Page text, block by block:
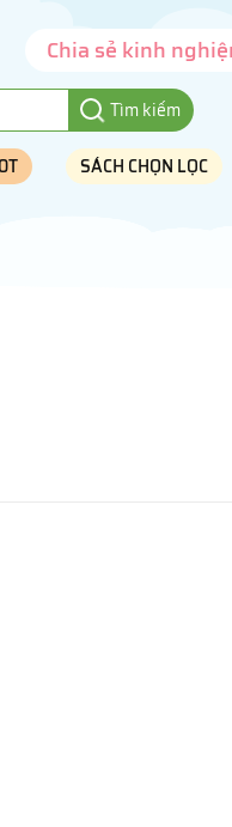
Chia sẻ kinh
Tìm kiếm
SÁCH CHỌN LỌC